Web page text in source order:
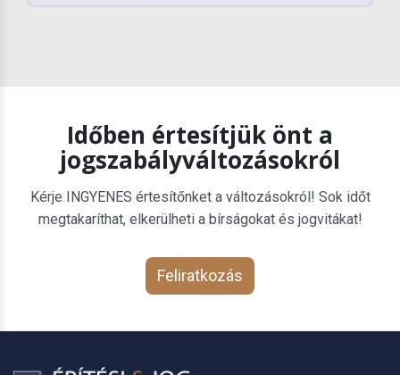
Időben értesítjük önt a
jogszabályváltozásokról
Kérje INGYENES értesítőnket a változásokról! Sok időt
megtakaríthat, elkerülheti a bírságokat és jogvitákat!
Feliratkozás